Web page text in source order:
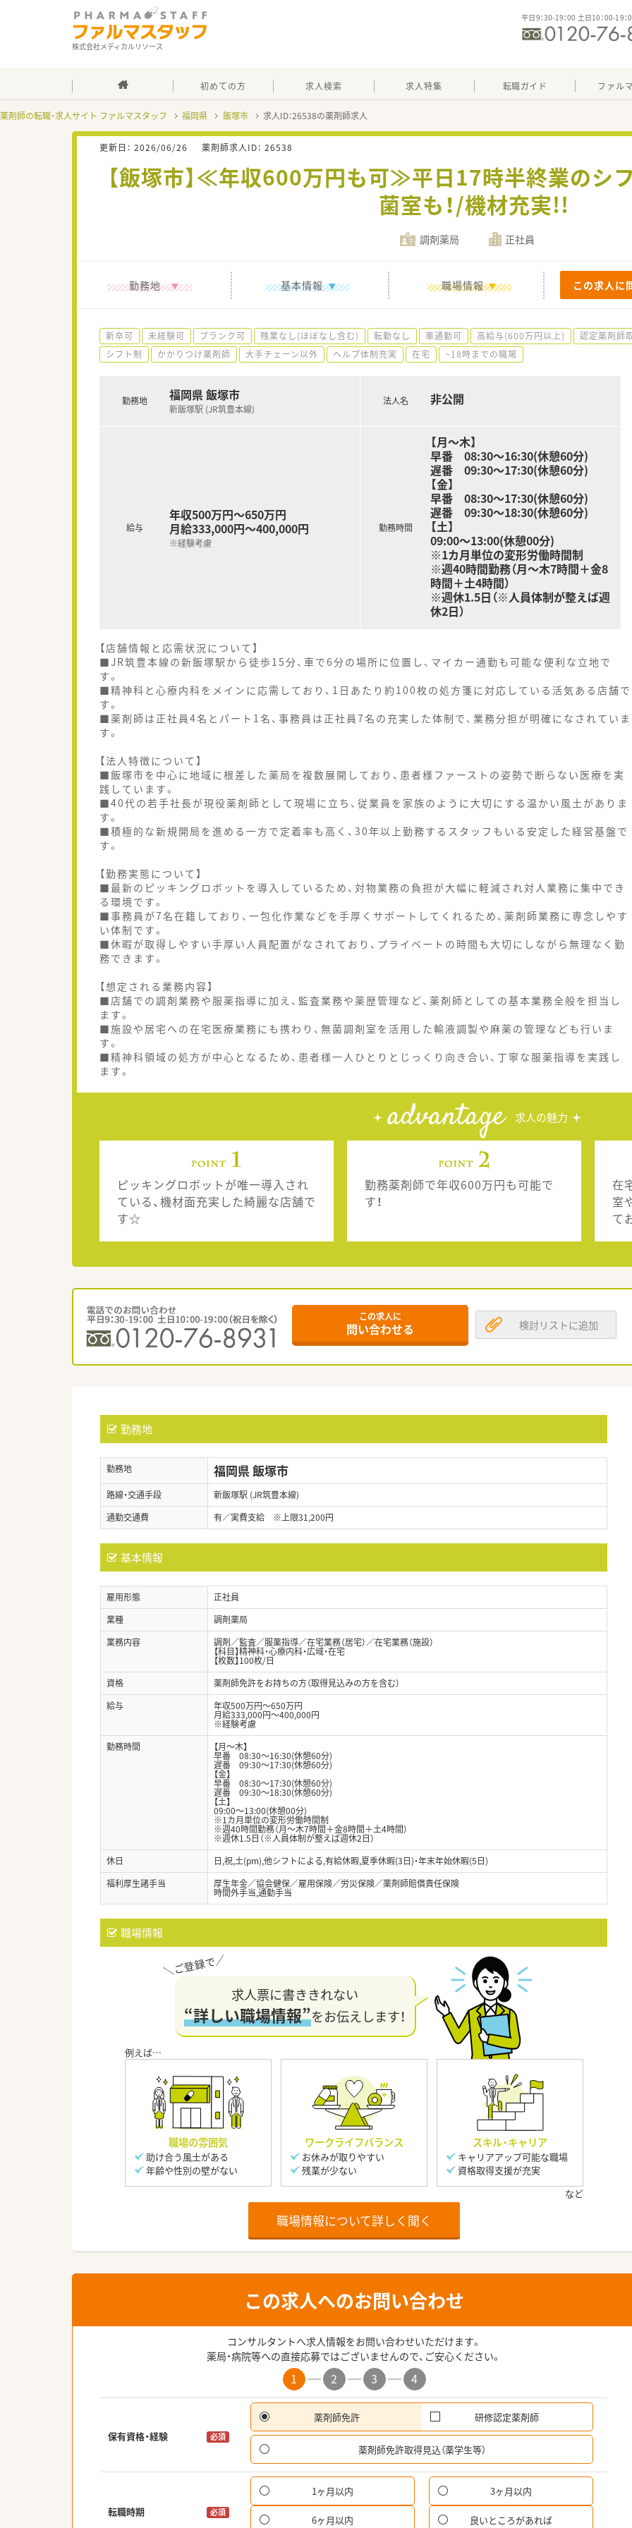
株式会社メディカルリソース
平日9：30-19：00 土日10：00-19：
初めての方 求人検索 求人特集 転職ガイド ファル
薬剤師の転職・求人サイト ファルマスタッフ 福岡県 飯塚市 求人ID：26538の薬剤師求人
更新日： 2026/06/26 薬剤師求人ID： 26538
【飯塚市】≪年収600万円も可≫平日17時半終業の
菌室も！/機材充実!!
調剤薬局 正社員
勤務地 基本情報 職場情報 この求人に
新卒可 未経験可 ブランク可 残業なし(ほぼなし含む) 転勤なし 車通勤可 高給与(600万円以上) 認定薬剤師
シフト制
かかりつけ薬剤師 大手チェーン以外 ヘルプ体制充実 在宅 ~18時までの職場
勤務地 福岡県 飯塚市
新飯塚駅 (JR筑豊本線)
給与
年収500万円～650万円
月給333,000円～400,000円
※経験考慮
法人名 非公開
勤務時間
【月～木】
早番 08:30～16:30(休憩60分)
遅番 09:30～17:30(休憩60分)
【金】
早番 08:30～17:30(休憩60分)
遅番 09:30～18:30(休憩60分)
【土】
09:00～13:00(休憩00分)
※1カ月単位の変形労働時間制
※週40時間勤務（月～木7時間＋金8
時間＋土4時間）
※週休1.5日（※人員体制が整えば週
休2日）
【店舗情報と応需状況について】
■JR筑豊本線の新飯塚駅から徒歩15分、車で6分の場所に位置し、マイカー通勤も可能な便利な立地で
す。
■精神科と心療内科をメインに応需しており、1日あたり約100枚の処方箋に対応している活気ある店舗で
す。
■薬剤師は正社員4名とパート1名、事務員は正社員7名の充実した体制で、業務分担が明確になされていま
す。
【法人特徴について】
■飯塚市を中心に地域に根差した薬局を複数展開しており、患者様ファーストの姿勢で断らない医療を実
践しています。
■40代の若手社長が現役薬剤師として現場に立ち、従業員を家族のように大切にする温かい風土がありま
す。
■積極的な新規開局を進める一方で定着率も高く、30年以上勤務するスタッフもいる安定した経営基盤で
す。
【勤務実態について】
■最新のピッキングロボットを導入しているため、対物業務の負担が大幅に軽減され対人業務に集中でき
る環境です。
■事務員が7名在籍しており、一包化作業などを手厚くサポートしてくれるため、薬剤師業務に専念しやす
い体制です。
■休暇が取得しやすい手厚い人員配置がなされており、プライベートの時間も大切にしながら無理なく勤
務できます。
【想定される業務内容】
■店舗での調剤業務や服薬指導に加え、監査業務や薬歴管理など、薬剤師としての基本業務全般を担当し
ます。
■施設や居宅への在宅医療業務にも携わり、無菌調剤室を活用した輸液調製や麻薬の管理なども行いま
す。
■精神科領域の処方が中心となるため、患者様一人ひとりとじっくり向き合い、丁寧な服薬指導を実践し
ます。
advantage 求人の魅力
ピッキングロボットが唯一導入され
ている、機材面充実した綺麗な店舗で
す☆
勤務薬剤師で年収600万円も可能で
す！
在
室
て
この求人に
問い合わせる 検討リストに追加
勤務地
勤務地 福岡県 飯塚市
路線・交通手段
新飯塚駅 (JR筑豊本線)
通勤交通費
有／実費支給 ※上限31,200円
基本情報
雇用形態
正社員
業種
調剤薬局
業務内容
調剤／監査／服薬指導／在宅業務（居宅）／在宅業務（施設）
【科目】精神科・心療内科・広域・在宅
【枚数】100枚/日
資格
薬剤師免許をお持ちの方（取得見込みの方を含む）
給与
年収500万円～650万円
月給333,000円～400,000円
※経験考慮
勤務時間
【月～木】
早番 08:30～16:30(休憩60分)
遅番 09:30～17:30(休憩60分)
【金】
早番 08:30～17:30(休憩60分)
遅番 09:30～18:30(休憩60分)
【土】
09:00～13:00(休憩00分)
※1カ月単位の変形労働時間制
※週40時間勤務（月～木7時間＋金8時間＋土4時間）
※週休1.5日（※人員体制が整えば週休2日）
休日
日,祝,土(pm),他シフトによる,有給休暇,夏季休暇(3日)・年末年始休暇(5日)
福利厚生諸手当
厚生年金／協会健保／雇用保険／労災保険／薬剤師賠償責任保険
時間外手当,通勤手当
職場情報
求人票に書ききれない
“詳しい職場情報”をお伝えします！
職場の雰囲気
助け合う風土がある
年齢や性別の壁がない
ワークライフバランス
お休みが取りやすい
残業が少ない
スキル・キャリア
キャリアアップ可能な職場
資格取得支援が充実
職場情報について詳しく聞く
この求人へのお問い合わせ
コンサルタントへ求人情報をお問い合わせいただけます。
薬局・病院等への直接応募ではございませんので、ご安心ください。
1 2 3 4
保有資格・経験 必須
薬剤師免許 研修認定薬剤師
薬剤師免許取得見込（薬学生等）
転職時期 必須
1ヶ月以内 3ヶ月以内
6ヶ月以内 良いところがあれば